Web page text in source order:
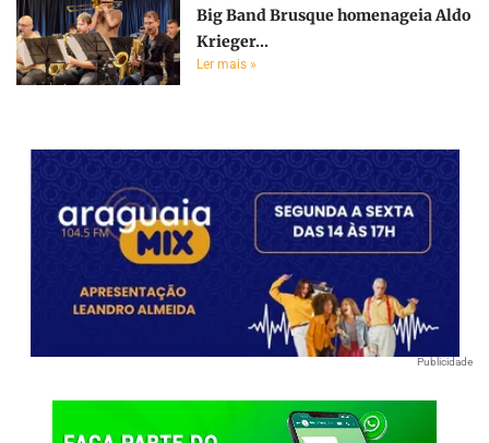
Big Band Brusque homenageia Aldo
Krieger...
Ler mais »
Publicidade